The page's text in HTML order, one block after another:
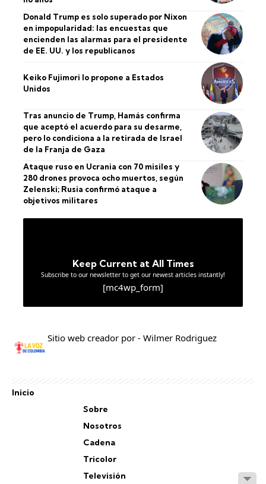
Donald Trump es solo superado por Nixon
en impopularidad: las encuestas que
encienden las alarmas para el presidente
de EE. UU. y los republicanos
Keiko Fujimori lo propone a Estados
Unidos
Tras anuncio de Trump, Hamás confirma
que aceptó el acuerdo para su desarme,
pero lo condiciona a la retirada de Israel
de la Franja de Gaza
Ataque ruso en Ucrania con 70 misiles y
280 drones provoca ocho muertos, según
Zelenski; Rusia confirmó ataque a
objetivos militares
Keep Current at All Times
Subscribe to our newsletter to get our newest articles instantly!
[mc4wp_form]
Sitio web creador por - Wilmer Rodriguez
Inicio
Sobre
Nosotros
Cadena
Tricolor
Televisión